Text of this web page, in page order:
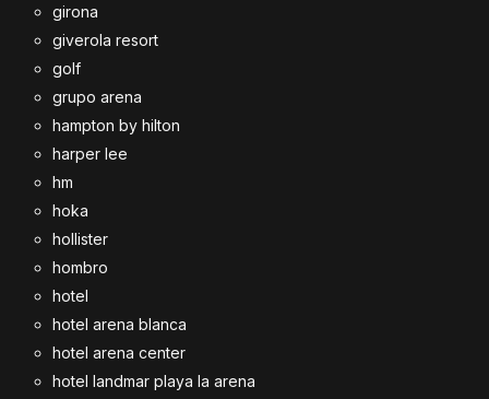
girona
giverola resort
golf
grupo arena
hampton by hilton
harper lee
hm
hoka
hollister
hombro
hotel
hotel arena blanca
hotel arena center
hotel landmar playa la arena